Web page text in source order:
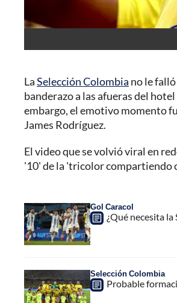
LaSelección Colombia no le
banderazo a las afueras del
embargo, el emotivo momento
James Rodríguez.
El video que se volvió viral en
'10' de la 'tricolor compartiendo
Gol Caracol
¿Qué necesita
Selección Colombia
Probable